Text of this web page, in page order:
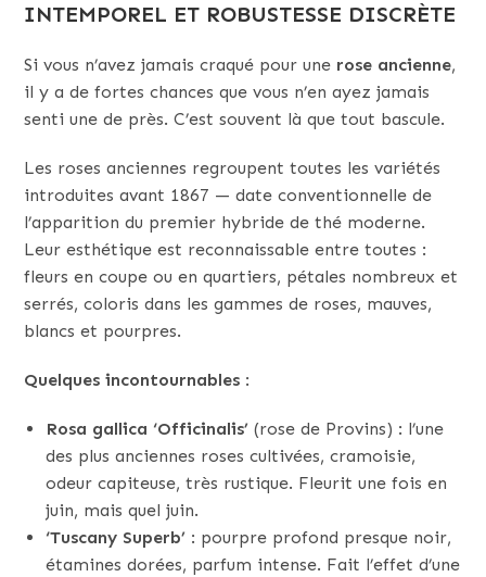
INTEMPOREL ET ROBUSTESSE DISCRÈTE
Si vous n’avez jamais craqué pour une rose ancienne,
il y a de fortes chances que vous n’en ayez jamais
senti une de près. C’est souvent là que tout bascule.
Les roses anciennes regroupent toutes les variétés
introduites avant 1867 — date conventionnelle de
l’apparition du premier hybride de thé moderne.
Leur esthétique est reconnaissable entre toutes :
fleurs en coupe ou en quartiers, pétales nombreux et
serrés, coloris dans les gammes de roses, mauves,
blancs et pourpres.
Quelques incontournables :
Rosa gallica ‘Officinalis’ (rose de Provins) : l’une
des plus anciennes roses cultivées, cramoisie,
odeur capiteuse, très rustique. Fleurit une fois en
juin, mais quel juin.
‘Tuscany Superb’ : pourpre profond presque noir,
étamines dorées, parfum intense. Fait l’effet d’une